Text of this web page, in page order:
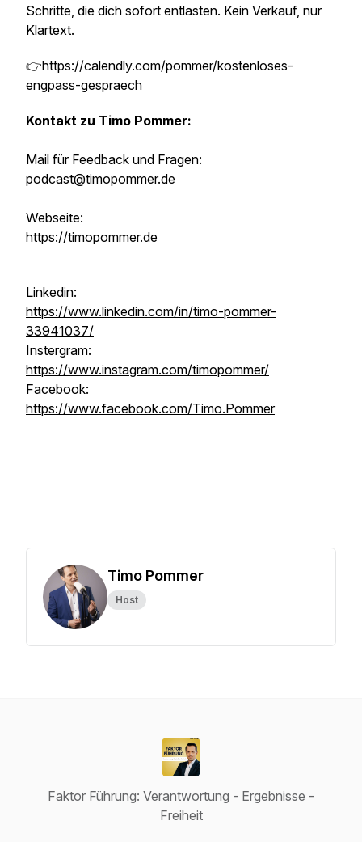
Schritte, die dich sofort entlasten. Kein Verkauf, nur
Klartext.
👉https://calendly.com/pommer/kostenloses-
engpass-gespraech
Kontakt zu Timo Pommer:
Mail für Feedback und Fragen:
podcast@timopommer.de
Webseite:
https://timopommer.de
Linkedin:
https://www.linkedin.com/in/timo-pommer-
33941037/
Instergram:
https://www.instagram.com/timopommer/
Facebook:
https://www.facebook.com/Timo.Pommer
Timo Pommer
Host
Faktor Führung: Verantwortung - Ergebnisse -
Freiheit